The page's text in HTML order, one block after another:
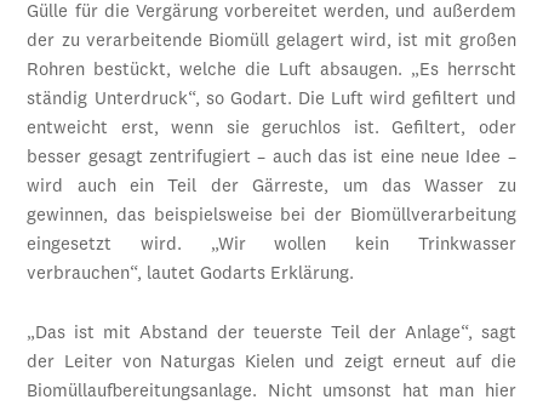
Gülle für die Vergärung vorbereitet werden, und außerdem
der zu verarbeitende Biomüll gelagert wird, ist mit großen
Rohren bestückt, welche die Luft absaugen. „Es herrscht
ständig Unterdruck“, so Godart. Die Luft wird gefiltert und
entweicht erst, wenn sie geruchlos ist. Gefiltert, oder
besser gesagt zentrifugiert – auch das ist eine neue Idee –
wird auch ein Teil der Gärreste, um das Wasser zu
gewinnen, das beispielsweise bei der Biomüllverarbeitung
eingesetzt wird. „Wir wollen kein Trinkwasser
verbrauchen“, lautet Godarts Erklärung.
„Das ist mit Abstand der teuerste Teil der Anlage“, sagt
der Leiter von Naturgas Kielen und zeigt erneut auf die
Biomüllaufbereitungsanlage. Nicht umsonst hat man hier